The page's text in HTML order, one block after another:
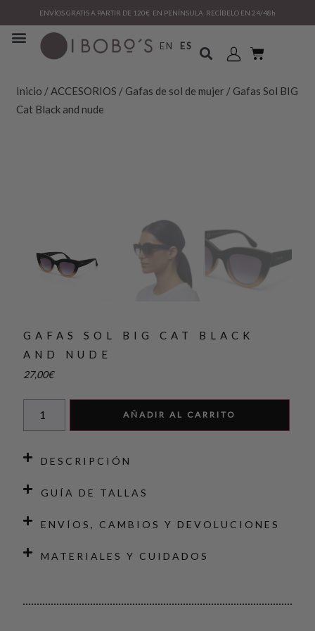
ENVÍOS GRATIS A PARTIR DE 120€ EN PENÍNSULA. RECÍBELO EN 24/48h
EN ES
Inicio /ACCESORIOS / Gafas de sol de mujer / Gafas Sol BIG
Cat Black and nude
GAFAS SOL BIG CAT BLACK
AND NUDE
27,00€
AÑADIR AL CARRITO
DESCRIPCIÓN
GUÍA DE TALLAS
ENVÍOS, CAMBIOS Y DEVOLUCIONES
MATERIALES Y CUIDADOS